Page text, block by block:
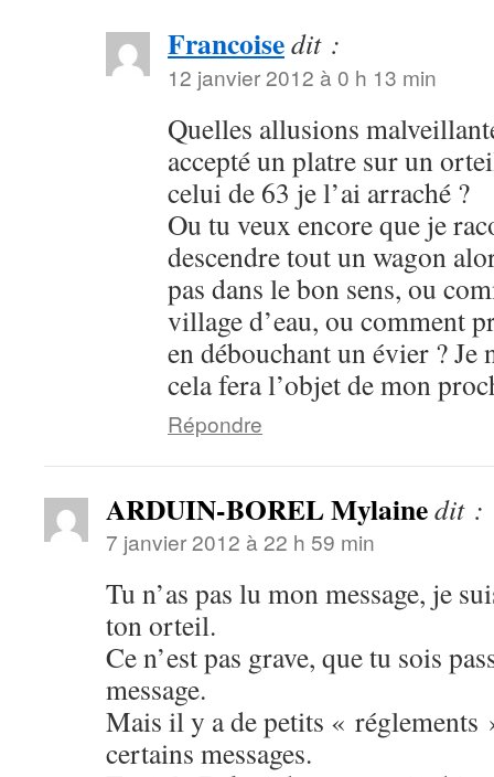
Francoisedit :
12 janvier 2012 à 0 h 13 min
Quelles allusions
accepté un platre sur un
celui de 63 je l’ai arraché ?
Ou tu veux encore que je
descendre tout un wagon
pas dans le bon sens, ou
village d’eau, ou comment
en débouchant un évier ? Je
cela fera l’objet de mon
Répondre
ARDUIN-BOREL Mylainedit :
7 janvier 2012 à 22 h 59 min
Tu n’as pas lu mon message, je
ton orteil.
Ce n’est pas grave, que tu sois
message.
Mais il y a de petits « réglements
certains messages.